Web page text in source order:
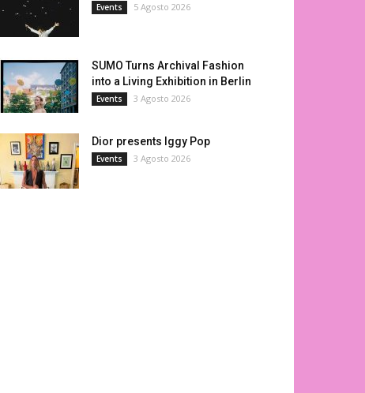
Events 5 Agosto 2026
SUMO Turns Archival Fashion
into a Living Exhibition in Berlin
Events 3 Agosto 2026
Dior presents Iggy Pop
Events 3 Agosto 2026